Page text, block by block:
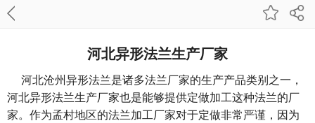
河北异形法兰生产厂家
河北沧州异形法兰是诸多法兰厂家的生产产品类别之一，
河北异形法兰生产厂家也是能够提供定做加工这种法兰的厂
家。作为孟村地区的法兰加工厂家对于定做非常严谨，因为